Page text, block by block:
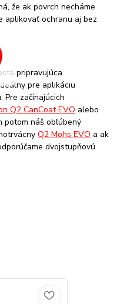
že ak povrch necháme
aplikovať ochranu aj bez
pripravujúca
pre aplikáciu
Pre začínajúcich
Q2 CanCoat EVO alebo
potom náš obľúbený
Q2 Mohs EVO a ak
dvojstupňovú